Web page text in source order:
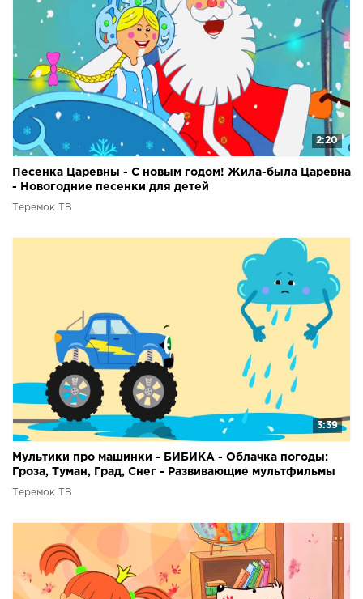
2:20
Песенка Царевны - С новым годом! Жила-была Царевна
- Новогодние песенки для детей
Теремок ТВ
3:39
Мультики про машинки - БИБИКА - Облачка погоды:
Гроза, Туман, Град, Снег - Развивающие мультфильмы
Теремок ТВ